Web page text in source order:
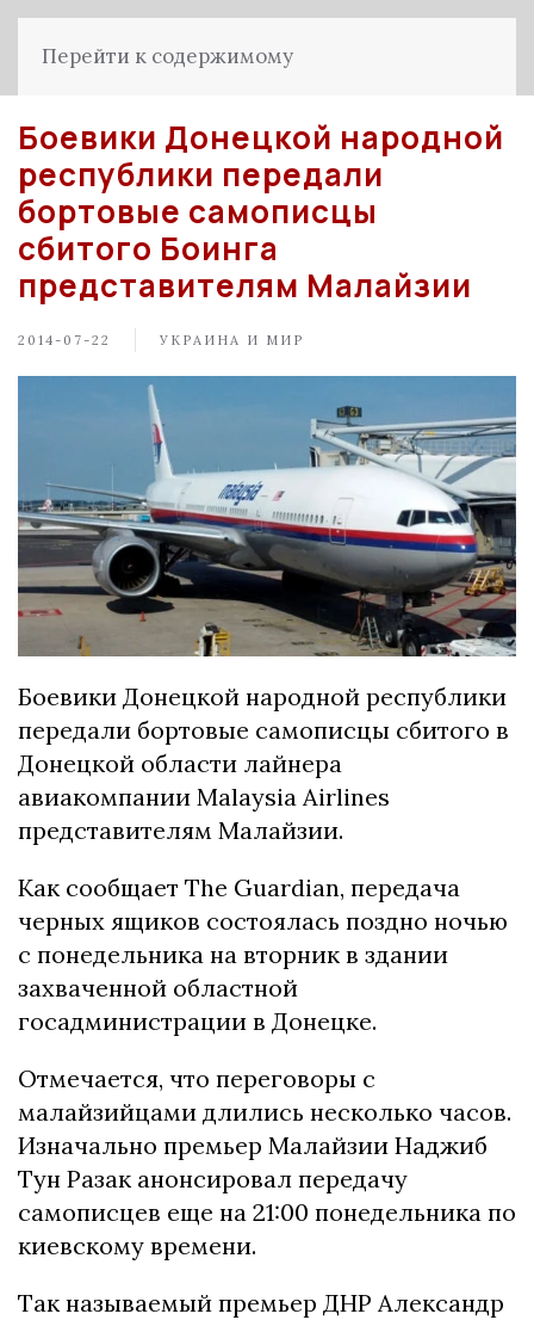
Перейти к содержимому
Боевики Донецкой народной
республики передали
бортовые самописцы
сбитого Боинга
представителям Малайзии
2014-07-22 УКРАИНА И МИР
Боевики Донецкой народной республики
передали бортовые самописцы сбитого в
Донецкой области лайнера
авиакомпании Malaysia Airlines
представителям Малайзии.
Как сообщает The Guardian, передача
черных ящиков состоялась поздно ночью
с понедельника на вторник в здании
захваченной областной
госадминистрации в Донецке.
Отмечается, что переговоры с
малайзийцами длились несколько часов.
Изначально премьер Малайзии Наджиб
Тун Разак анонсировал передачу
самописцев еще на 21:00 понедельника по
киевскому времени.
Так называемый премьер ДНР Александр